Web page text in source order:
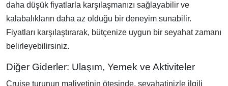
daha düşük fiyatlarla karşılaşmanızı sağlayabilir ve
kalabalıkların daha az olduğu bir deneyim sunabilir.
Fiyatları karşılaştırarak, bütçenize uygun bir seyahat zamanı
belirleyebilirsiniz.
Diğer Giderler: Ulaşım, Yemek ve Aktiviteler
Cruise turunun maliyetinin ötesinde, seyahatinizle ilgili